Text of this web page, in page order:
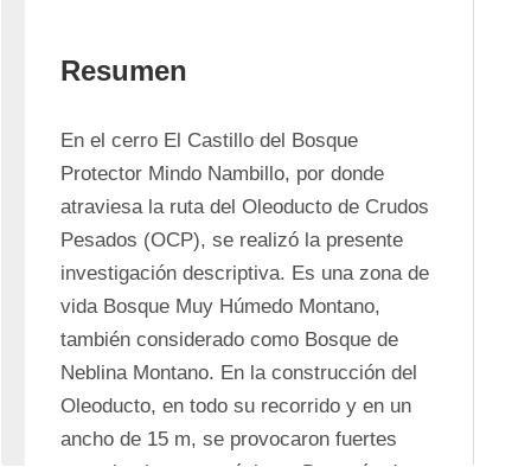
Resumen
En el cerro El Castillo del Bosque
Protector Mindo Nambillo, por donde
atraviesa la ruta del Oleoducto de Crudos
Pesados (OCP), se realizó la presente
investigación descriptiva. Es una zona de
vida Bosque Muy Húmedo Montano,
también considerado como Bosque de
Neblina Montano. En la construcción del
Oleoducto, en todo su recorrido y en un
ancho de 15 m, se provocaron fuertes